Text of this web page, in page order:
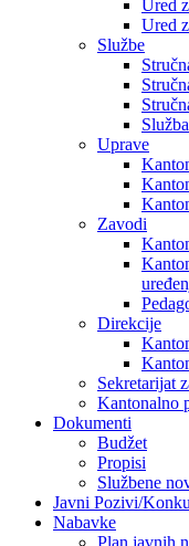
Ured
Ured
Službe
Uprave
Zavodi
Direkcije
Sekretarijat
Kantonalno
Dokumenti
Budžet
Propisi
Službene
Javni Pozivi/
Nabavke